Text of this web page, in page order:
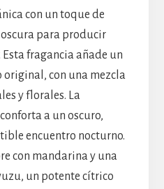
con un toque de
para producir
Esta fragancia añade un
con una mezcla
y florales. La
a un oscuro,
encuentro nocturno.
con mandarina y una
un potente cítrico